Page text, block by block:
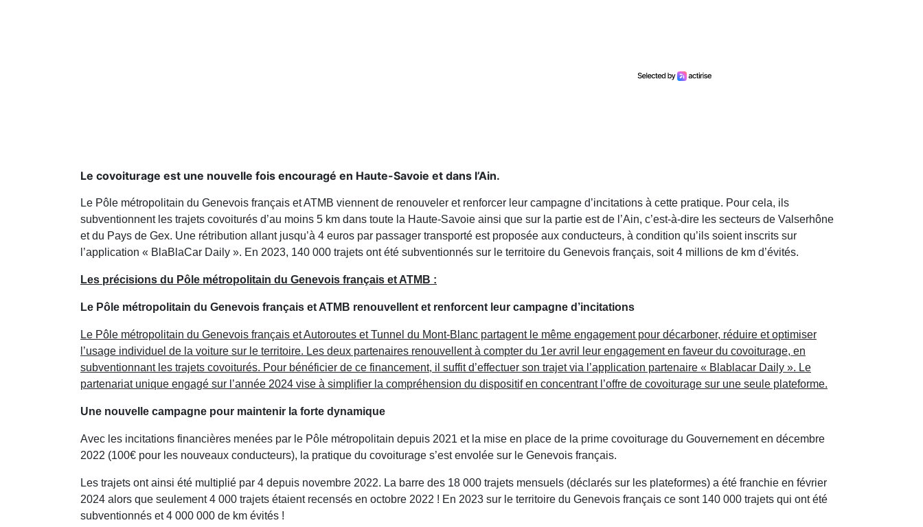
Le covoiturage est une nouvelle fois encouragé en Haute-Savoie et dans l’Ain.
Le Pôle métropolitain du Genevois français et ATMB viennent de renouveler et renforcer leur campagne d’incitations à cette pratique. Pour cela, ils
subventionnent les trajets covoiturés d’au moins 5 km dans toute la Haute-Savoie ainsi que sur la partie est de l’Ain, c’est-à-dire les secteurs de Valserhône
et du Pays de Gex. Une rétribution allant jusqu’à 4 euros par passager transporté est proposée aux conducteurs, à condition qu’ils soient inscrits sur
l’application « BlaBlaCar Daily ». En 2023, 140 000 trajets ont été subventionnés sur le territoire du Genevois français, soit 4 millions de km d’évités.
Les précisions du Pôle métropolitain du Genevois français et ATMB :
Le Pôle métropolitain du Genevois français et ATMB renouvellent et renforcent leur campagne d’incitations
Le Pôle métropolitain du Genevois français et Autoroutes et Tunnel du Mont-Blanc partagent le même engagement pour décarboner, réduire et optimiser
l’usage individuel de la voiture sur le territoire. Les deux partenaires renouvellent à compter du 1er avril leur engagement en faveur du covoiturage, en
subventionnant les trajets covoiturés. Pour bénéficier de ce financement, il suffit d’effectuer son trajet via l’application partenaire « Blablacar Daily ». Le
partenariat unique engagé sur l’année 2024 vise à simplifier la compréhension du dispositif en concentrant l’offre de covoiturage sur une seule plateforme.
Une nouvelle campagne pour maintenir la forte dynamique
Avec les incitations financières menées par le Pôle métropolitain depuis 2021 et la mise en place de la prime covoiturage du Gouvernement en décembre
2022 (100€ pour les nouveaux conducteurs), la pratique du covoiturage s’est envolée sur le Genevois français.
Les trajets ont ainsi été multiplié par 4 depuis novembre 2022. La barre des 18 000 trajets mensuels (déclarés sur les plateformes) a été franchie en février
2024 alors que seulement 4 000 trajets étaient recensés en octobre 2022 ! En 2023 sur le territoire du Genevois français ce sont 140 000 trajets qui ont été
subventionnés et 4 000 000 de km évités !